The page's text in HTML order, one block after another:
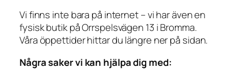
Vi finns inte bara på internet – vi har även en
fysisk butik på Orrspelsvägen 13 i Bromma.
Våra öppettider hittar du längre ner på sidan.
Några saker vi kan hjälpa dig med: